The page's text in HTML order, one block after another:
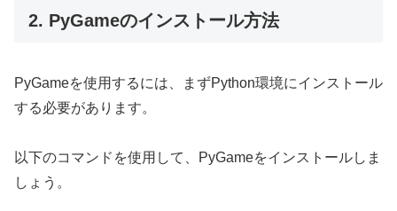
2. PyGameのインストール方法
PyGameを使用するには、まずPython環境にインストール
する必要があります。
以下のコマンドを使用して、PyGameをインストールしま
しょう。